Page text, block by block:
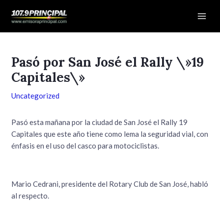
Pasó por San José el Rally \»19
Capitales\»
Uncategorized
Pasó esta mañana por la ciudad de San José el Rally 19
Capitales que este año tiene como lema la seguridad vial, con
énfasis en el uso del casco para motociclistas.
Mario Cedrani, presidente del Rotary Club de San José, habló
al respecto.
de